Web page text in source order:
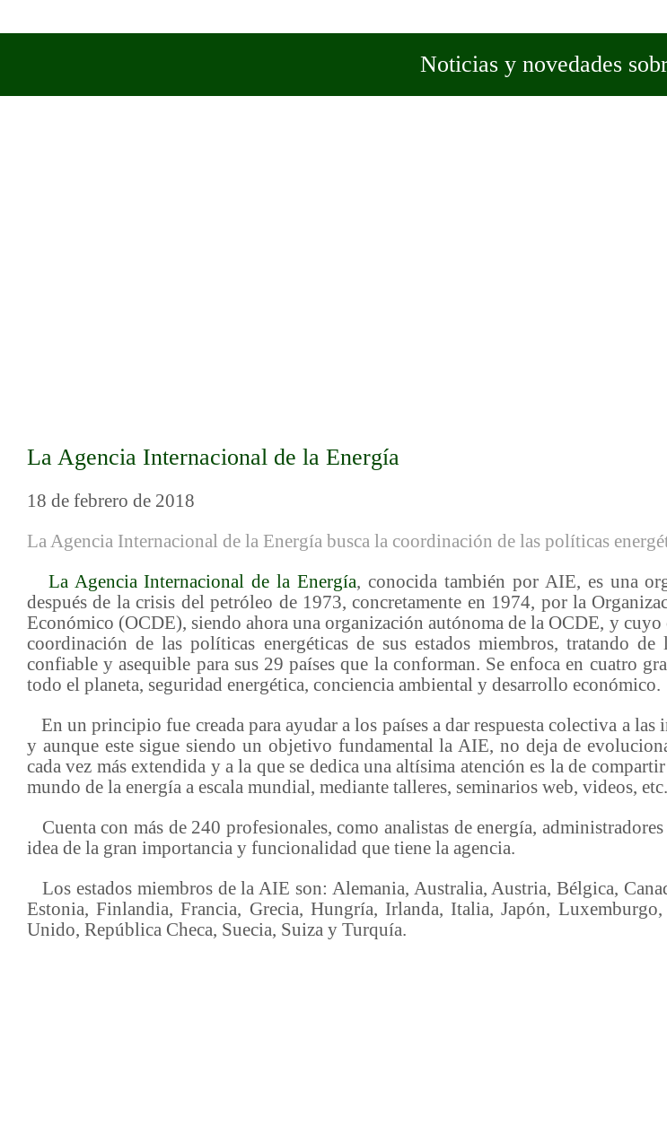
Noticias y novedades
La Agencia Internacional de la Energía
18 de febrero de 2018
La Agencia Internacional de la Energía busca la coordinación de las políticas
La Agencia Internacional de la Energía, conocida también por AIE, es una
después de la crisis del petróleo de 1973, concretamente en 1974, por la
Económico (OCDE), siendo ahora una organización autónoma de la OCDE, y
coordinación de las políticas energéticas de sus estados miembros, tratando
confiable y asequible para sus 29 países que la conforman. Se enfoca en cuatro
todo el planeta, seguridad energética, conciencia ambiental y desarrollo económico.
En un principio fue creada para ayudar a los países a dar respuesta colectiva a
y aunque este sigue siendo un objetivo fundamental la AIE, no deja de
cada vez más extendida y a la que se dedica una altísima atención es la de
mundo de la energía a escala mundial, mediante talleres, seminarios web, videos, etc.
Cuenta con más de 240 profesionales, como analistas de energía,
idea de la gran importancia y funcionalidad que tiene la agencia.
Los estados miembros de la AIE son: Alemania, Australia, Austria, Bélgica,
Estonia, Finlandia, Francia, Grecia, Hungría, Irlanda, Italia, Japón,
Unido, República Checa, Suecia, Suiza y Turquía.